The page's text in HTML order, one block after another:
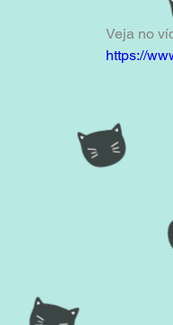
Veja no
https://